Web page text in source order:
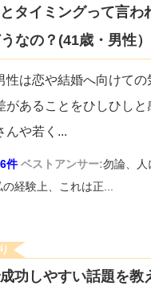
タイミングって言わ
なの？(41歳・男性）
性は恋や結婚へ向けての
があることをひしひし
んや若く ...
件 ベストアンサー:勿論、人
経験上、これは正...
功しやすい話題を教